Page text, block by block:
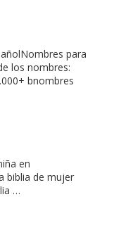
para
los nombres:
bnombres
en
biblia de mujer
…